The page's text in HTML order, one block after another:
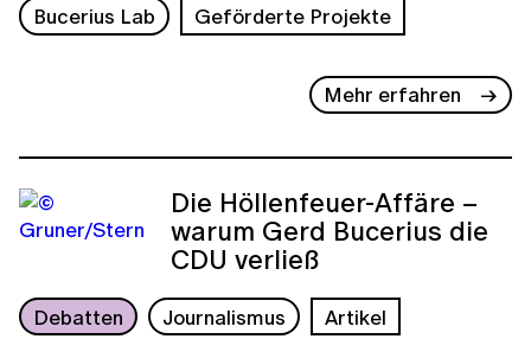
Bucerius Lab
Geförderte Projekte
Mehr erfahren
Die Höllenfeuer-Affäre –
warum Gerd Bucerius die
CDU verließ
Debatten Journalismus Artikel